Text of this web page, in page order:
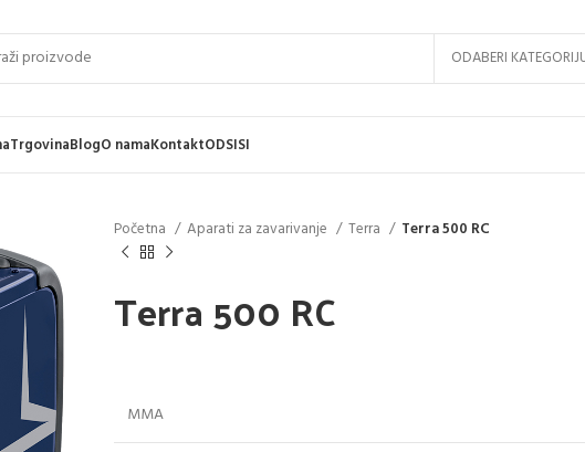
ODABERI
TrgovinaBlogO namaKontaktODSISI
Početna Aparati za zavarivanje Terra Terra 500 RC
Terra 500 RC
MMA